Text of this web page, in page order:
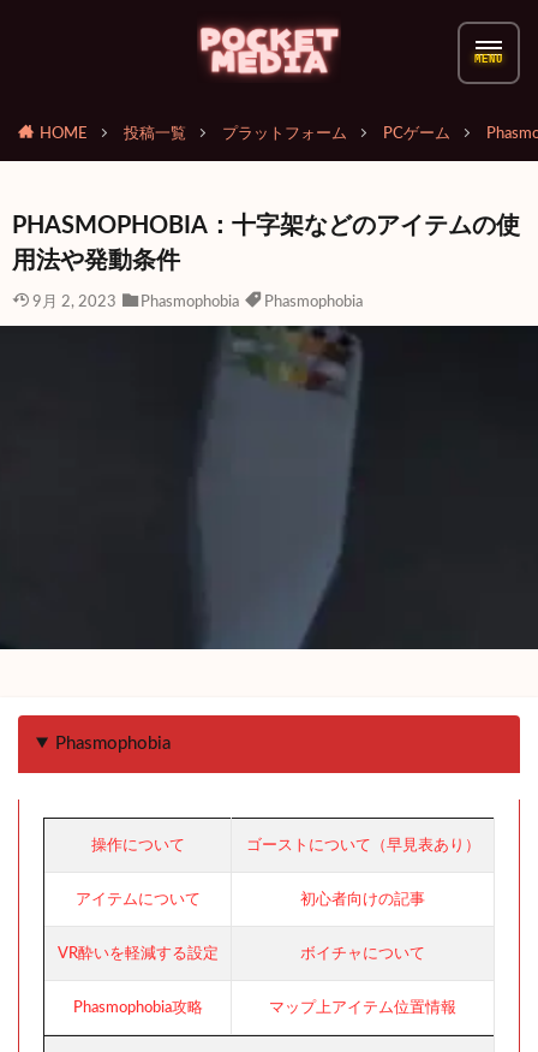
HOME 投稿一覧 プラットフォーム PCゲーム
PHASMOPHOBIA：十字架などのアイテムの使
用法や発動条件
9月 2, 2023 Phasmophobia Phasmophobia
Phasmophobia
操作について ゴーストについて（早見表あり）
アイテムについて 初心者向けの記事
VR酔いを軽減する設定 ボイチャについて
Phasmophobia攻略 マップ上アイテム位置情報